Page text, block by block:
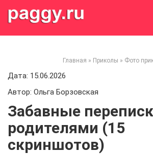
Главная » Приколы » Фото
Дата: 15.06.2026
Автор: Ольга Борзовская
Забавные
родителями (15
скриншотов)